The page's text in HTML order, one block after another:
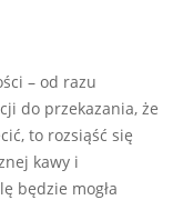
– od razu
do przekazania, że
to rozsiąść się
kawy i
będzie mogła